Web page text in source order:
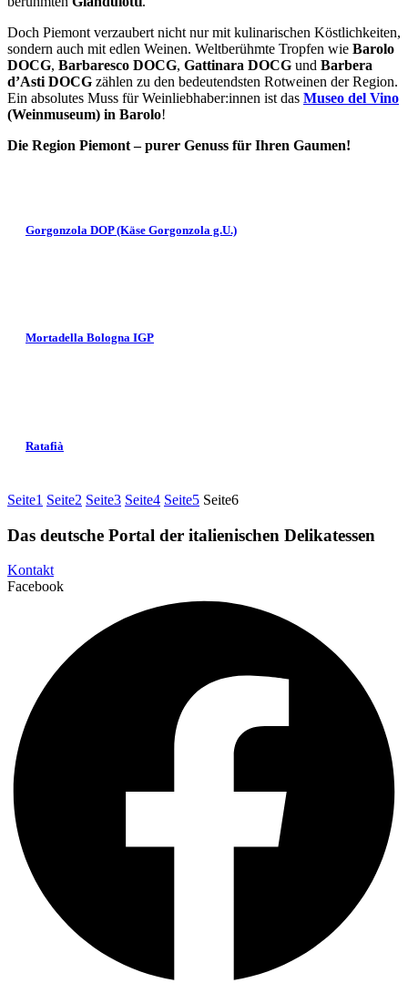
Doch Piemont verzaubert nicht nur mit kulinarischen Köstlichkeiten,
sondern auch mit edlen Weinen. Weltberühmte Tropfen wie Barolo
DOCG, Barbaresco DOCG, Gattinara DOCG und Barbera
d’Asti DOCG zählen zu den bedeutendsten Rotweinen der Region.
Ein absolutes Muss für Weinliebhaber:innen ist das Museo del Vino
(Weinmuseum) in Barolo!
Die Region Piemont – purer Genuss für Ihren Gaumen!
Gorgonzola DOP (Käse Gorgonzola g.U.)
Mortadella Bologna IGP
Ratafià
Seite1 Seite2 Seite3 Seite4 Seite5 Seite6
Das deutsche Portal der italienischen Delikatessen
Kontakt
Facebook